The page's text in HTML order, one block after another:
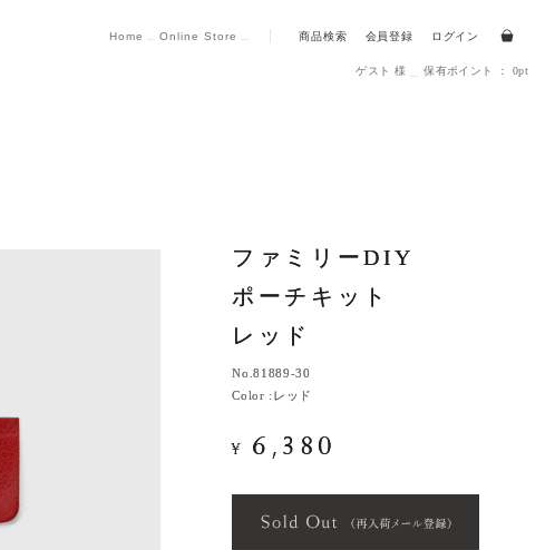
Home Online Store 商品検索 会員登録 ログイン
ゲスト 様 保有ポイント ： 0pt
ファミリーDIY
ポーチキット
レッド
No.81889-30
Color : レッド
¥ 6,380
ファミリーDIY
ポーチキット
レッド
No.81889-30
Color : レッド
¥ 6,380